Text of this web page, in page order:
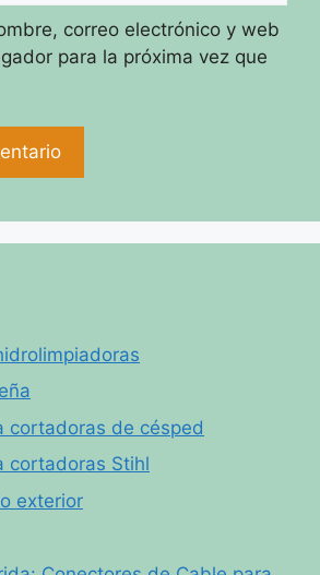
correo electrónico y web
para la próxima vez que
cortadoras de césped
cortadoras Stihl
exterior